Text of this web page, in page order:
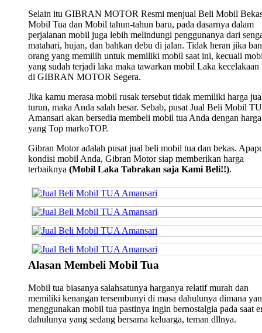
Selain itu GIBRAN MOTOR Resmi menjual Beli Mobil
Mobil Tua dan Mobil tahun-tahun baru, pada dasarnya dalam
perjalanan mobil juga lebih melindungi penggunanya dari
matahari, hujan, dan bahkan debu di jalan. Tidak heran jika
orang yang memilih untuk memiliki mobil saat ini, kecuali
yang sudah terjadi laka maka tawarkan mobil Laka kecelakaan
di GIBRAN MOTOR Segera.
Jika kamu merasa mobil rusak tersebut tidak memiliki harga
turun, maka Anda salah besar. Sebab, pusat Jual Beli Mobil
Amansari akan bersedia membeli mobil tua Anda dengan harga
yang Top markoTOP.
Gibran Motor adalah pusat jual beli mobil tua dan bekas.
kondisi mobil Anda, Gibran Motor siap memberikan harga
terbaiknya (Mobil Laka Tabrakan saja Kami Beli!!).
Alasan Membeli Mobil Tua
Mobil tua biasanya salahsatunya harganya relatif murah dan
memiliki kenangan tersembunyi di masa dahulunya dimana
menggunakan mobil tua pastinya ingin bernostalgia pada saat
dahulunya yang sedang bersama keluarga, teman dllnya.